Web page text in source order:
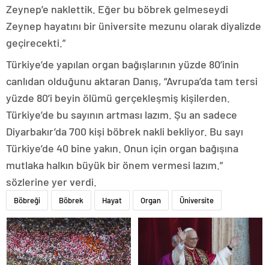
Zeynep’e naklettik. Eğer bu böbrek gelmeseydi
Zeynep hayatını bir üniversite mezunu olarak diyalizde
geçirecekti.”
Türkiye’de yapılan organ bağışlarının yüzde 80’inin
canlıdan olduğunu aktaran Danış, “Avrupa’da tam tersi
yüzde 80’i beyin ölümü gerçekleşmiş kişilerden.
Türkiye’de bu sayının artması lazım. Şu an sadece
Diyarbakır’da 700 kişi böbrek nakli bekliyor. Bu sayı
Türkiye’de 40 bine yakın. Onun için organ bağışına
mutlaka halkın büyük bir önem vermesi lazım.”
sözlerine yer verdi.
Böbreği Böbrek Hayat Organ Üniversite